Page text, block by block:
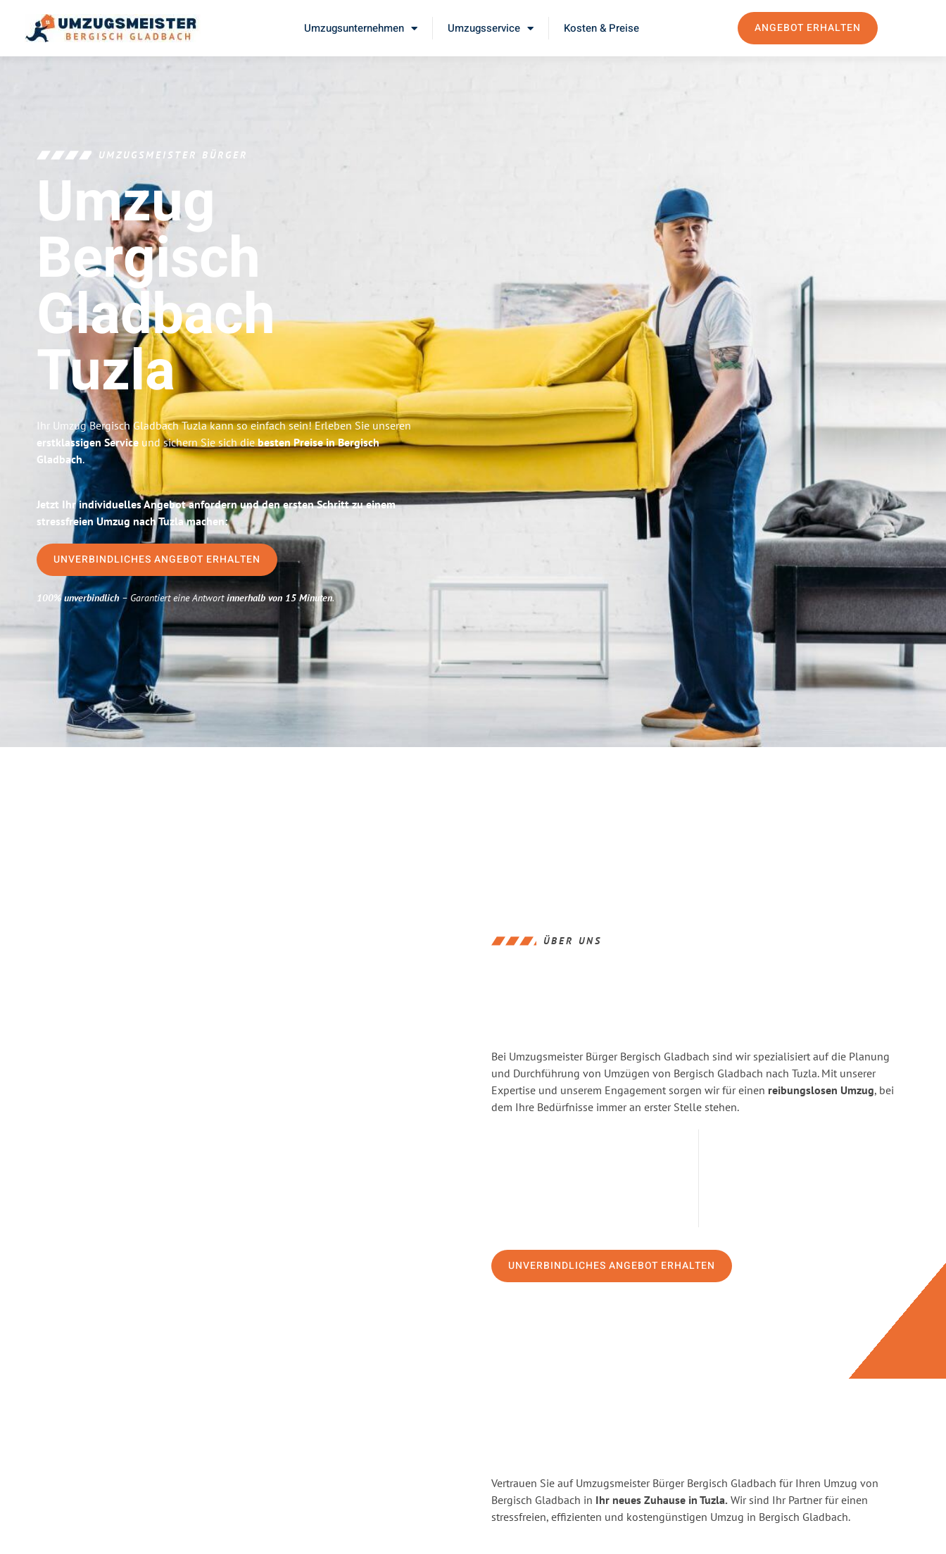
Umzugsunternehmen Umzugsservice Kosten & Preise ANGEBOT ERHALTEN
UMZUGSMEISTER BÜRGER
Umzug
Bergisch
Gladbach
Tuzla
Ihr Umzug Bergisch Gladbach Tuzla kann so einfach sein! Erleben Sie unseren
erstklassigen Service und sichern Sie sich diebesten Preise in Bergisch
Gladbach.
Jetzt Ihr individuelles Angebot anfordern und den ersten Schritt zu einem
stressfreien Umzug nach Tuzla machen:
UNVERBINDLICHES ANGEBOT ERHALTEN
100% unverbindlich– Garantiert eine Antwortinnerhalb von 15 Minuten.
ÜBER UNS
Bei Umzugsmeister Bürger Bergisch Gladbach sind wir spezialisiert auf die Planung
und Durchführung von Umzügen von Bergisch Gladbach nach Tuzla. Mit unserer
Expertise und unserem Engagement sorgen wir für einen reibungslosen Umzug, bei
dem Ihre Bedürfnisse immer an erster Stelle stehen.
UNVERBINDLICHES ANGEBOT ERHALTEN
Vertrauen Sie auf Umzugsmeister Bürger Bergisch Gladbach für Ihren Umzug von
Bergisch Gladbach in Ihr neues Zuhause in Tuzla. Wir sind Ihr Partner für einen
stressfreien, effizienten und kostengünstigen Umzug in Bergisch Gladbach.